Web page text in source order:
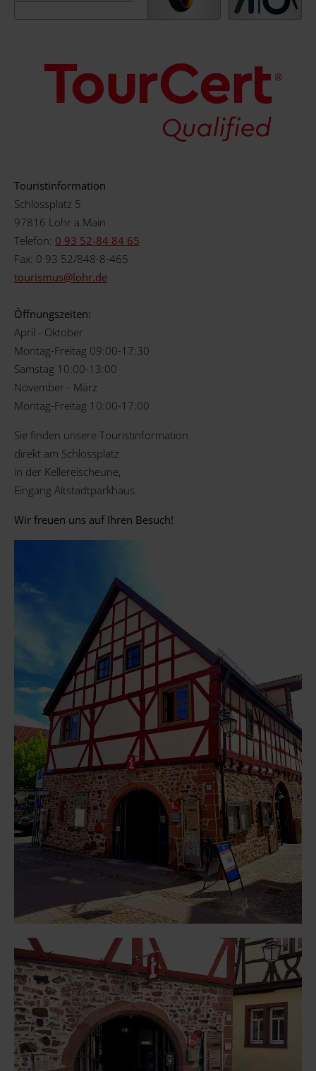
Touristinformation
Schlossplatz 5
97816 Lohr a.Main
Telefon: 0 93 52-84 84 65
Fax: 0 93 52/848-8-465
tourismus@lohr.de
Öffnungszeiten:
April - Oktober
Montag-Freitag 09:00-17:30
Samstag 10:00-13:00
November - März
Montag-Freitag 10:00-17:00
Sie finden unsere Touristinformation
direkt am Schlossplatz
in der Kellereischeune,
Eingang Altstadtparkhaus.
Wir freuen uns auf Ihren Besuch!